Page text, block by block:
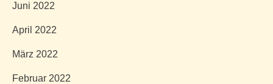
Juni 2022
April 2022
März 2022
Februar 2022